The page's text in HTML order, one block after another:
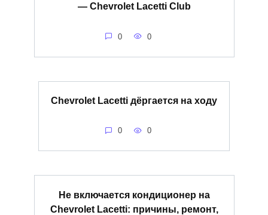
— Chevrolet Lacetti Club
0 0
Chevrolet Lacetti дёргается на ходу
0 0
Не включается кондиционер на
Chevrolet Lacetti: причины, ремонт,